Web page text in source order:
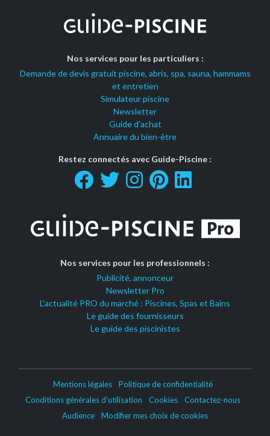
Nos services pour les particuliers :
Demande de devis gratuit piscine, abris, spa, sauna, hammams
et entretien
Simulateur piscine
Newsletter
Guide d'achat
Annuaire du bien-être
Restez connectés avec Guide-Piscine :
Nos services pour les professionnels :
Publicité, annonceur
Newsletter Pro
L'actualité PRO du marché : Piscines, Spas et Bains
Le guide des fournisseurs
Le guide des piscinistes
Mentions légales
Politique de confidentialité
Conditions générales d’utilisation
Cookies
Contactez-nous
Audience
Modifier mes choix de cookies